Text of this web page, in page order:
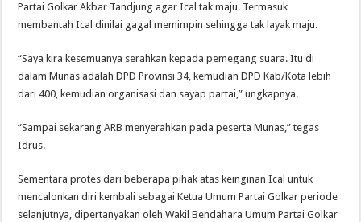
Partai Golkar Akbar Tandjung agar Ical tak maju. Termasuk
membantah Ical dinilai gagal memimpin sehingga tak layak maju.
“‎Saya kira kesemuanya serahkan kepada pemegang suara. Itu di
dalam Munas adalah DPD Provinsi 34, kemudian DPD Kab/Kota lebih
dari 400, kemudian organisasi dan sayap partai,” ungkapnya.
“Sampai sekarang ARB ‎menyerahkan pada peserta Munas,” tegas
Idrus.
Sementara protes dari beberapa pihak atas keinginan Ical untuk
mencalonkan diri kembali sebagai Ketua Umum Partai Golkar periode
selanjutnya, dipertanyakan oleh Wakil Bendahara Umum Partai Golkar